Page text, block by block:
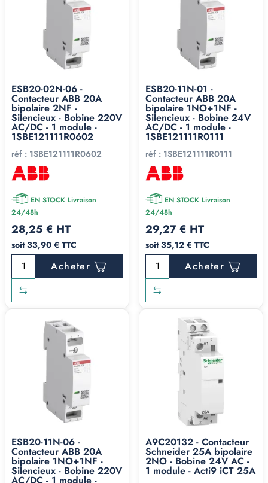
ESB20-02N-06 -
Contacteur ABB 20A
bipolaire 2NF -
Silencieux - Bobine 220V
AC/DC - 1 module -
1SBE121111R0602
réf : 1SBE121111R0602
EN STOCK Livraison
24/48h
28,25 € HT
soit 33,90 € TTC
Acheter
ESB20-11N-01 -
Contacteur ABB 20A
bipolaire 1NO+1NF -
Silencieux - Bobine 24V
AC/DC - 1 module -
1SBE121111R0111
réf : 1SBE121111R0111
EN STOCK Livraison
24/48h
29,27 € HT
soit 35,12 € TTC
Acheter
ESB20-11N-06 -
Contacteur ABB 20A
bipolaire 1NO+1NF -
Silencieux - Bobine 220V
A9C20132 - Contacteur
Schneider 25A bipolaire
2NO - Bobine 24V AC -
1 module - Acti9 iCT 25A